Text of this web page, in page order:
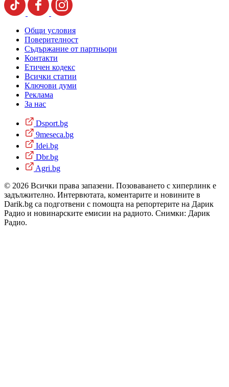
Общи условия
Поверителност
Съдържание от партньори
Контакти
Етичен кодекс
Всички статии
Ключови думи
Реклама
За нас
Dsport.bg
9meseca.bg
Idei.bg
Dbr.bg
Agri.bg
© 2026 Всички права запазени. Позоваването с хиперлинк е
задължително. Интервютата, коментарите и новините в
Darik.bg са подготвени с помощта на репортерите на Дарик
Радио и новинарските емисии на радиото. Снимки: Дарик
Радио.